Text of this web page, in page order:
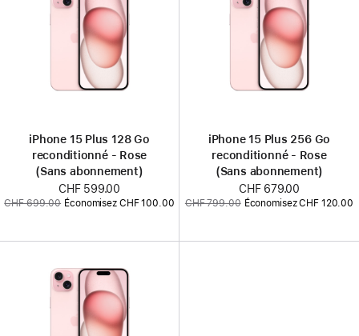
iPhone 15 Plus 128 Go
reconditionné - Rose
(Sans abonnement)
Nouveau
prix
CHF 599.00
Ancien
CHF 699.00 Économisez CHF 100.00
iPhone 15 Plus 256 Go
reconditionné - Rose
(Sans abonnement)
Nouveau
prix
CHF 679.00
Ancien
CHF 799.00 Économisez CHF 120.00